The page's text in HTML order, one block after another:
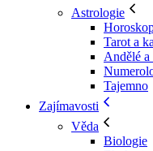
Astrologie
Tarot a
Andělé a
Tajemno
Zajímavosti
Věda
Biologie